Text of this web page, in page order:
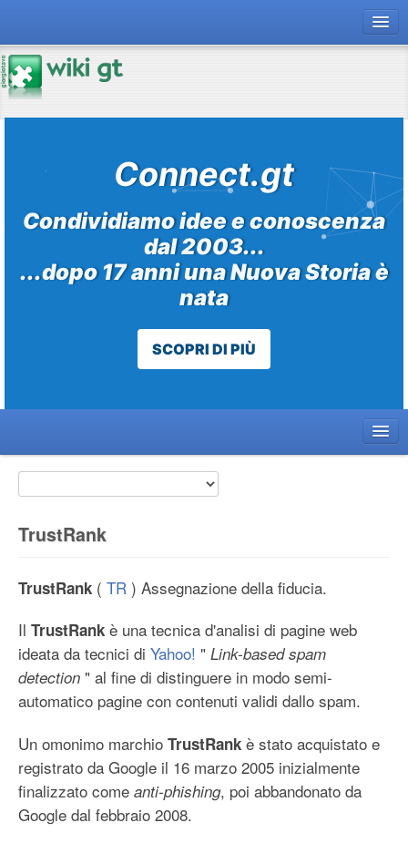
forum gt
magazine
Chi siamo
Connect.gt
Condividiamo idee e conoscenza
dal 2003...
...dopo 17 anni una Nuova Storia è
nata
SCOPRI DI PIÙ
Il Wiki GT
FAQ
Il Redattore del Wiki
Diventa Redattore
Regole di Redazione
Guida Avanzata
Utility
Ultime Modifiche
TrustRank
TrustRank ( TR ) Assegnazione della fiducia.
Il TrustRank è una tecnica d'analisi di pagine web
ideata da tecnici di Yahoo! " Link-based spam
detection " al fine di distinguere in modo semi-
automatico pagine con contenuti validi dallo spam.
Un omonimo marchio TrustRank è stato acquistato e
registrato da Google il 16 marzo 2005 inizialmente
finalizzato come anti-phishing, poi abbandonato da
Google dal febbraio 2008.